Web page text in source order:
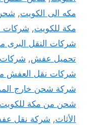
مكه الى الكويت,
مكة للكويت, شركات
شركات النقل البرى
تحميل عفش, شركات
شركات نقل العفش
شركة شحن خارج
شحن من مكة للكويت
الأثاث, شركة نقل